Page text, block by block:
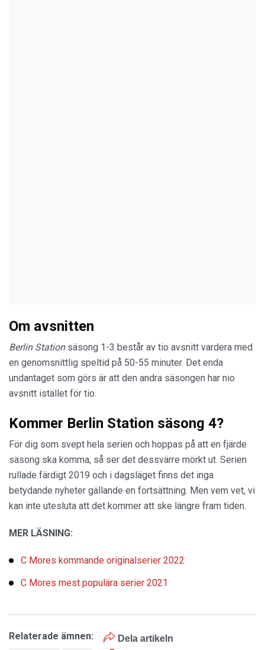
Om avsnitten
Berlin Station säsong 1-3 består av tio avsnitt vardera med
en genomsnittlig speltid på 50-55 minuter. Det enda
undantaget som görs är att den andra säsongen har nio
avsnitt istället för tio.
Kommer Berlin Station säsong 4?
För dig som svept hela serien och hoppas på att en fjärde
säsong ska komma, så ser det dessvärre mörkt ut. Serien
rullade färdigt 2019 och i dagsläget finns det inga
betydande nyheter gällande en fortsättning. Men vem vet, vi
kan inte utesluta att det kommer att ske längre fram tiden.
MER LÄSNING:
C Mores kommande originalserier 2022
C Mores mest populära serier 2021
Dela artikeln
Relaterade ämnen: